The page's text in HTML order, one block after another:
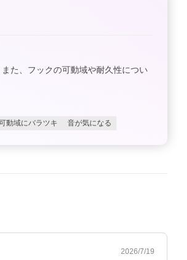
た、フックの可動域や耐久性につい
動域にバラツキ 音が気になる
2026/7/19